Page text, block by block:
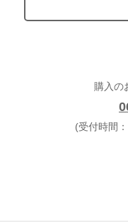
購入の
(受付時間